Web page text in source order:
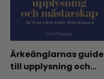
Ärkeänglarnas guide
till upplysning och…